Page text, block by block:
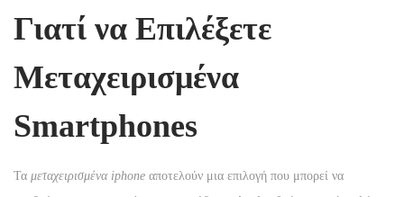
n
Γιατί να Επιλέξετε
Μεταχειρισμένα
Smartphones
Τα μεταχειρισμένα iphone αποτελούν μια επιλογή που μπορεί να